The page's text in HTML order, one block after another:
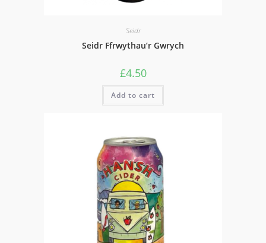
Seidr
Seidr Ffrwythau’r Gwrych
£4.50
Add to cart